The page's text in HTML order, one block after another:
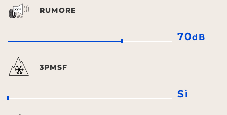
RUMORE
70dB
3PMSF
Sì